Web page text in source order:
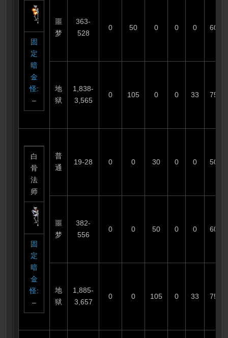
固
定
暗
金
怪:
–
噩
梦
363-
528
0 50 0 0 0 60
地
狱
1,838-
3,565
0 105 0 0 33 75
白
骨
法
师
固
定
暗
金
怪:
–
普
通
19-28 0 0 30 0 0 50
噩
梦
382-
556
0 0 50 0 0 60
地
狱
1,885-
3,657
0 0 105 0 33 75